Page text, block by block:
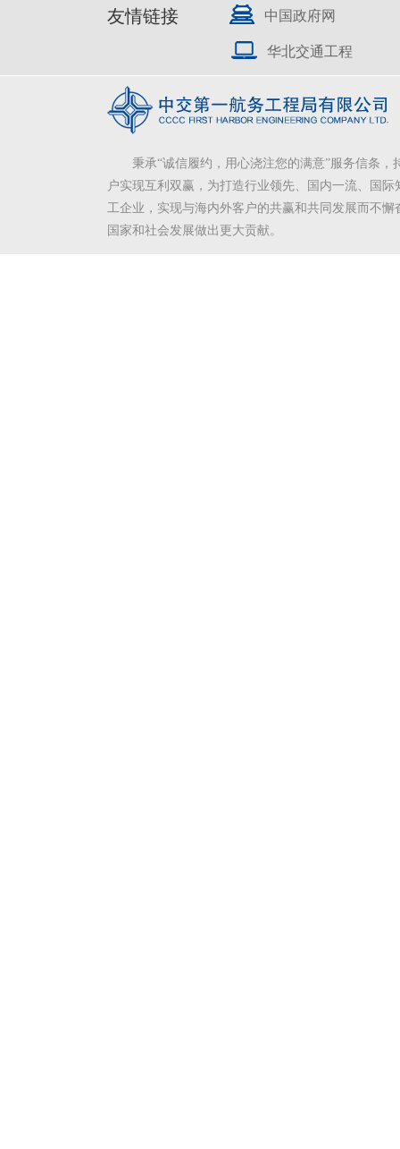
友情链接 中国政府网
华北交通工程
秉承“诚信履约，用心浇注您的满意”服务信条，
户实现互利双赢，为打造行业领先、国内一流、国际
工企业，实现与海内外客户的共赢和共同发展而不懈
国家和社会发展做出更大贡献。